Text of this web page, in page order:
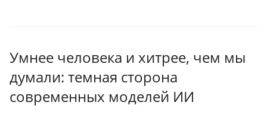
Умнее человека и хитрее, чем мы
думали: темная сторона
современных моделей ИИ